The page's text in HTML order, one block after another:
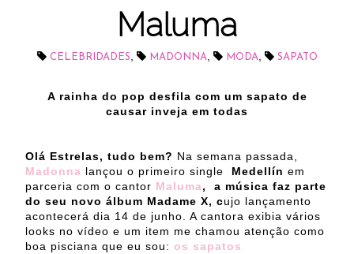
Maluma
CELEBRIDADES MADONNA MODA SAPATO
A rainha do pop desfila com um sapato de
causar inveja em todas
Olá Estrelas, tudo bem? Na semana passada,
Madonna lançou o primeiro single Medellín em
parceria com o cantor Maluma, a música faz parte
do seu novo álbum Madame X, cujo lançamento
acontecerá dia 14 de junho. A cantora exibia vários
looks no vídeo e um item me chamou atenção como
boa pisciana que eu sou: os sapatos